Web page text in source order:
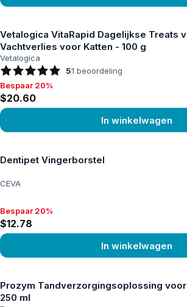
Vetalogica VitaRapid Dagelijkse Treats
Vachtverlies voor Katten - 100 g
Vetalogica
51 beoordeling
Bespaar 20%, $20.60
Bespaar 20%
$20.60
In winkelwagen
Dentipet Vingerborstel
CEVA
Bespaar 20%, $12.78
Bespaar 20%
$12.78
In winkelwagen
Prozym Tandverzorgingsoplossing
250 ml